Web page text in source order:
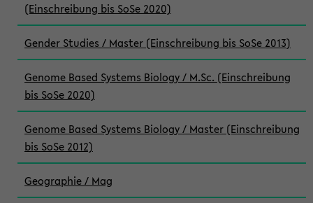
(Einschreibung bis SoSe 2020)
Gender Studies / Master (Einschreibung bis SoSe 2013)
Genome Based Systems Biology / M.Sc. (Einschreibung
bis SoSe 2020)
Genome Based Systems Biology / Master (Einschreibung
bis SoSe 2012)
Geographie / Mag